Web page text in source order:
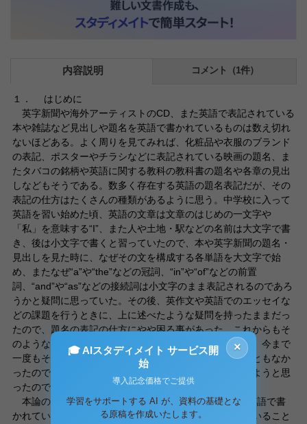
内容説明 コメント（1件）
１． はじめに
英字新聞や海外アーティストのCD、また英語で表記されている
本や雑誌など見出しや題名を英語で書かれているものは数え切れ
ないほどある。よく周りを見てみれば、化粧品や衣服のブランド
の表記、ポスターやチラシなどに表記されている映画の題名、ま
たタバコの銘柄や英語に関する教科の教科書の題名や各章の見出
しなどもそうである。数多く存在する英語の題名表記だが、その
表記の仕方はたくさんの種類があるように思う。中学校に入って
英語を習い始めた頃、英語の文章は文章のはじめの一文字や
「私」を意味する“I”、また人や土地・駅などの名前は大文字で書
き、後は小文字で書くと習っていたので、本や英字新聞の題名・
見出しを見た時に、なぜその文を構成する各単語を大文字で始
め、またなぜ“a”や“the”などの冠詞、“in”や“of”などの前置
詞、“and”や“as”などの接続詞は小文字のまま表記されるのであろ
うかと疑問に思っていた。その後、英作文や英語でのエッセイな
どの課題を行うときに、上に述べたような疑問を持ったままだっ
たので、題名の表記の仕方にやや困る事があった。これからもそ
のような疑問は題名を読む度に浮かんでくるであろうし、今まで
一度もそのことについて教わったことも説明をうけたこともなか
ったので、今回このことを私の研究の課題として設定しようと思
ったのである。
本論の構成は以下の通りである｡第二項では、実際に英語で書
かれているある一冊の本を対象として、それに書かれていること
×
🎓 AIスタディメイト サービス開
始
導入記念価格でご提供
学習をサポートする AI が、資料の基礎とな
る原稿を作成いたします。